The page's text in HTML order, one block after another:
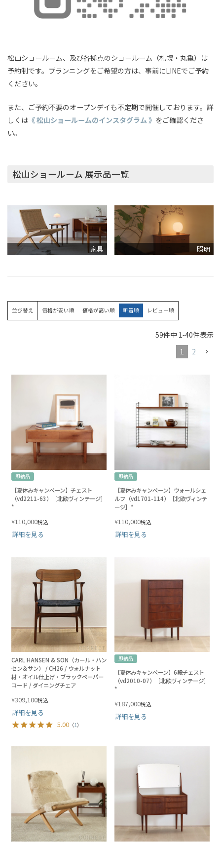
松山ショールーム、及び各拠点のショールーム（札幌・丸亀）は
予約制です。プランニングをご希望の方は、事前にLINEでご予約
ください。
また、ご予約不要のオープンデイも不定期で開催しております。詳
しくは 《 松山ショールームのインスタグラム 》 をご確認くださ
い。
松山ショールーム 展示品一覧
家具 照明
並び替え 価格が安い順 価格が高い順 新着順 レビュー順
59件中 1 -40件表示
1
2
即納品
【夏休みキャンペーン】チェスト
（vd2211-63）［北欧ヴィンテージ］
*
¥110,000税込
詳細を見る
即納品
【夏休みキャンペーン】ウォールシェ
ルフ（vd1701-114）［北欧ヴィンテ
ージ］*
¥110,000税込
詳細を見る
CARL HANSEN & SON（カール・ハン
セン＆サン） / CH26 / ウォルナット
材・オイル仕上げ・ブラックペーパー
コード / ダイニングチェア
¥309,100税込
詳細を見る
5.00 （1）
即納品
【夏休みキャンペーン】6段チェスト
（vd2010-07）［北欧ヴィンテージ］
*
¥187,000税込
詳細を見る